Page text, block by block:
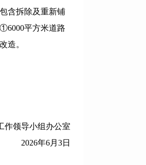
含拆除及重新铺
平方米道路
造。
导小组办公室
6月3日